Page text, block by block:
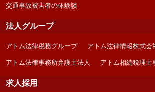
交通事故被害者の体験談
法人グループ
アトム法律税務グループ アトム法律情報株式会
アトム法律事務所弁護士法人 アトム相続税理士
求人採用